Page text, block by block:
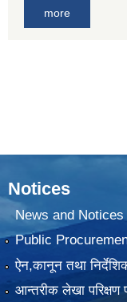
more
Notices
News and Notices
Public
ऐन,कानून तथा
आन्तरीक लेखा परिक्षण